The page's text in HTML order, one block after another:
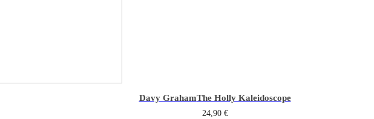
Davy GrahamThe Holly Kaleidoscope
24,90 €